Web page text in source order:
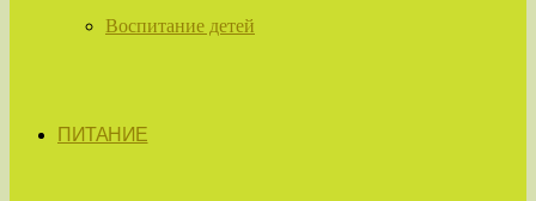
Воспитание детей
ПИТАНИЕ